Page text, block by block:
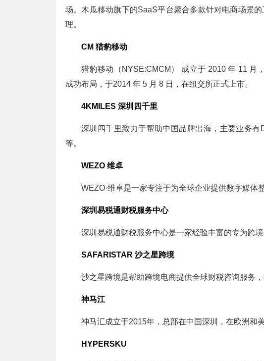
场。木瓜移动旗下的SaaS平台聚合多款针对电商场景
理。
CM 猎豹移动
猎豹移动（NYSE:CMCM） 成立于 2010 年 11 月
成功布局，于2014 年 5 月 8 日，在纽交所正式上市。
4KMILES 深圳四千里
深圳四千里致力于帮助中国品牌出海，主要业务
等。
WEZO 维卓
WEZO·维卓是一家专注于为全球企业提供数字媒体
深圳易税通财税服务中心
深圳易税通财税服务中心是一家经验丰富的专为跨
SAFARISTAR 沙之星跨境
沙之星跨境是帮助跨境电商提供全球财税咨询服务
神马江
神马汇成立于2015年，总部在中国深圳，在欧洲和
HYPERSKU